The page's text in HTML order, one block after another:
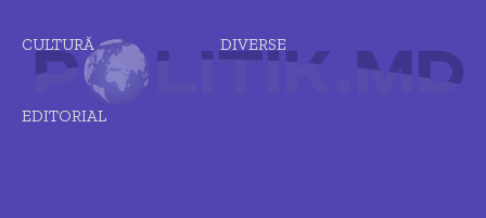
CULTURĂ DIVERSE
EDITORIAL